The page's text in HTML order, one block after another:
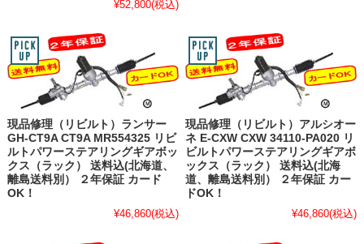
¥52,800(税込)
現品修理（リビルト）ランサー
GH-CT9A CT9A MR554325 リビ
ルトパワーステアリングギアボッ
クス（ラック） 送料込(北海道、
離島送料別） ２年保証 カード
OK！
¥46,860(税込)
現品修理（リビルト）アルシオー
ネ E-CXW CXW 34110-PA020 リ
ビルトパワーステアリングギアボ
ックス（ラック） 送料込(北海
道、離島送料別） ２年保証 カー
ドOK！
¥46,860(税込)